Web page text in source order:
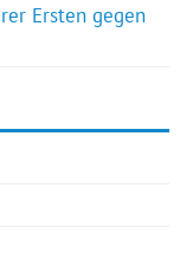
Ersten gegen